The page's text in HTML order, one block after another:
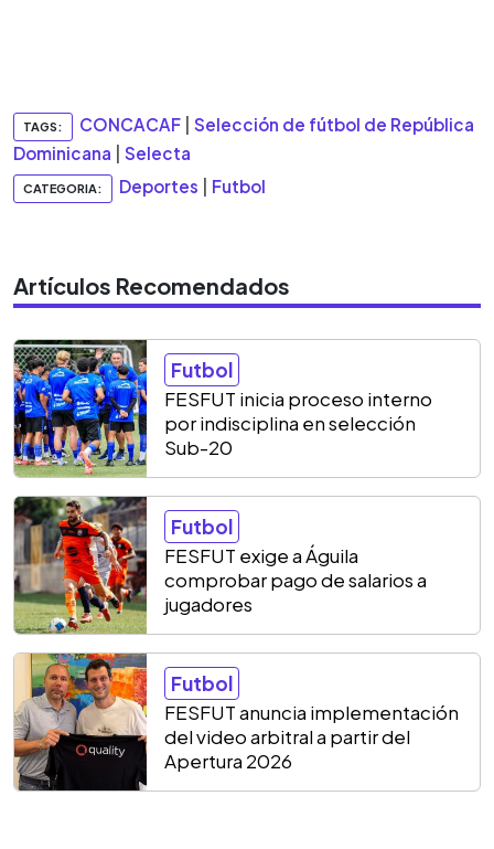
TAGS: CONCACAF
Selección de fútbol de República
Dominicana
Selecta
CATEGORIA: Deportes Futbol
Artículos Recomendados
Futbol
FESFUT inicia proceso interno
por indisciplina en selección
Sub-20
Futbol
FESFUT exige a Águila
comprobar pago de salarios a
jugadores
Futbol
FESFUT anuncia implementación
del video arbitral a partir del
Apertura 2026